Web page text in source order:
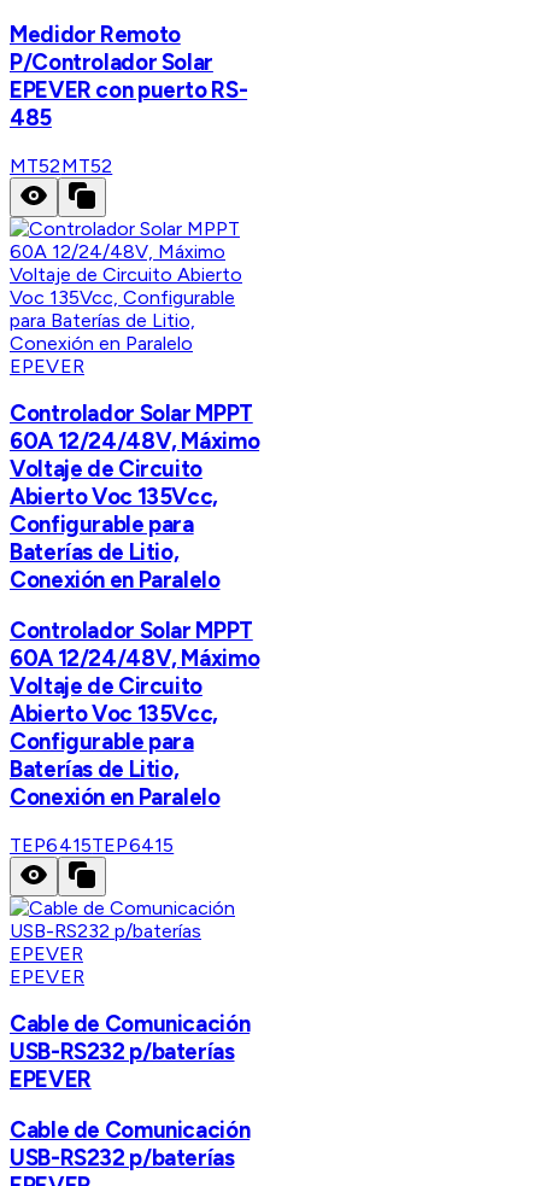
Medidor Remoto
P/Controlador Solar
EPEVER con puerto RS-
485
MT52MT52
EPEVER
Controlador Solar MPPT
60A 12/24/48V, Máximo
Voltaje de Circuito
Abierto Voc 135Vcc,
Configurable para
Baterías de Litio,
Conexión en Paralelo
Controlador Solar MPPT
60A 12/24/48V, Máximo
Voltaje de Circuito
Abierto Voc 135Vcc,
Configurable para
Baterías de Litio,
Conexión en Paralelo
TEP6415TEP6415
EPEVER
Cable de Comunicación
USB-RS232 p/baterías
EPEVER
Cable de Comunicación
USB-RS232 p/baterías